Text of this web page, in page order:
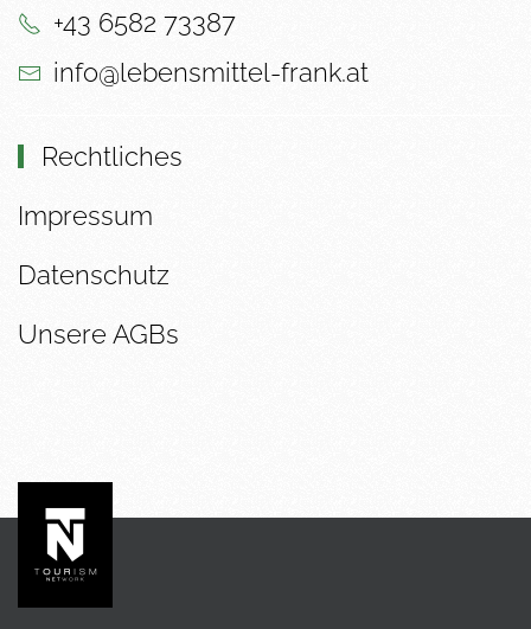
+43 6582 73387
info@lebensmittel-frank.at
Rechtliches
Impressum
Datenschutz
Unsere AGBs